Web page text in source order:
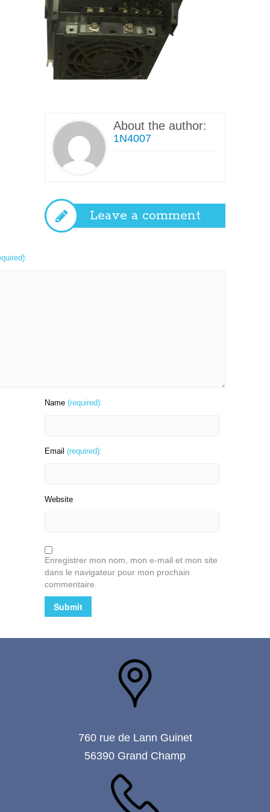
About the author:
1N4007
Leave a comment
Name (required):
Email (required):
Website
Enregistrer mon nom, mon e-mail et mon site
dans le navigateur pour mon prochain
commentaire.
760 rue de Lann Guinet
56390 Grand Champ